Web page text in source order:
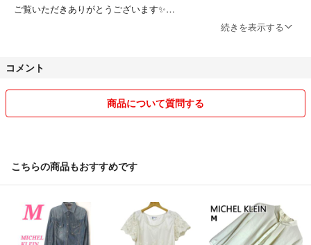
500＊215＊5=c46
素材···コットン
透け感···透け感なし
季節···春夏
ご覧いただきありがとうございます✨
中古品から未使用品まで幅広く扱っています。
不明点などありましたら、お気軽にコメントくださいね！
↓↓↓フォロー割、おまとめ割あります↓↓↓
1000~2999円→50円引き
3000円〜→100円引き
8000円〜→200円引き
続きを表示する
コメント
商品について質問する
こちらの商品もおすすめです